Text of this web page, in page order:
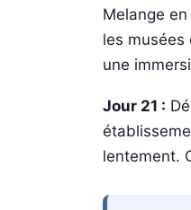
Melange
les musées
une
Jour 21 :
lentement.